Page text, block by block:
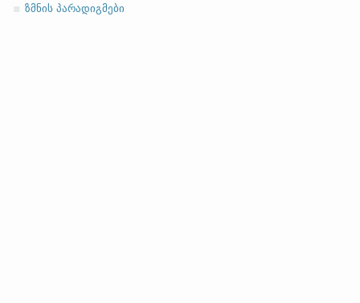
ზმნის პარადიგმები